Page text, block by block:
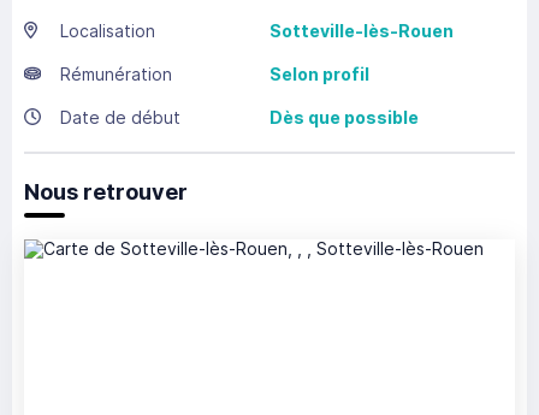
Localisation Sotteville-lès-Rouen
Rémunération Selon profil
Date de début Dès que possible
Nous retrouver